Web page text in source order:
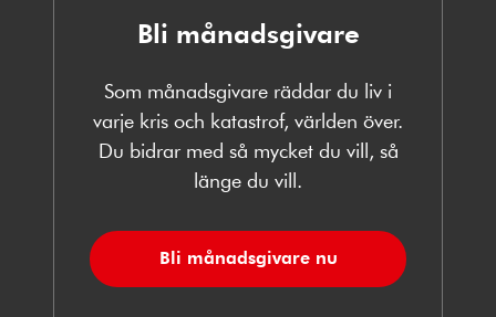
Bli månadsgivare
Som månadsgivare räddar du liv i
varje kris och katastrof, världen över.
Du bidrar med så mycket du vill, så
länge du vill.
Bli månadsgivare nu